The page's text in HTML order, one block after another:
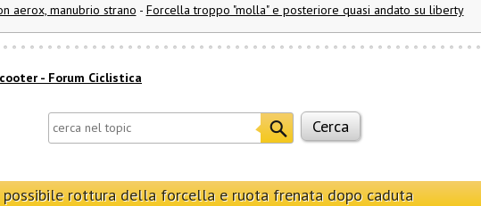
aerox, manubrio strano - Forcella troppo "molla" e posteriore quasi andato su liberty
- Forum Ciclistica
possibile rottura della forcella e ruota frenata dopo caduta